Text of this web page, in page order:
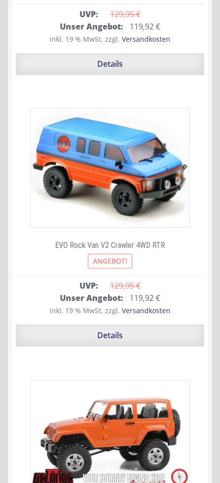
UVP: 129,95 €
Ursprünglicher
Preis
war:
Unser Angebot: 119,92€Aktueller
Preis
ist:
inkl. 19 % MwSt. zzgl. Versandkosten
Details
EVO Rock Van V2 Crawler 4WD RTR
ANGEBOT!
UVP: 129,95 €
Ursprünglicher
Preis
war:
Unser Angebot: 119,92€Aktueller
Preis
ist:
inkl. 19 % MwSt. zzgl. Versandkosten
Details